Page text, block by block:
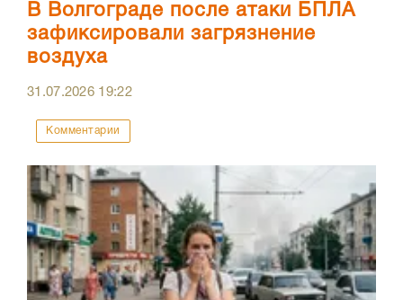
В Волгограде после атаки БПЛА
зафиксировали загрязнение
воздуха
31.07.2026 19:22
Комментарии